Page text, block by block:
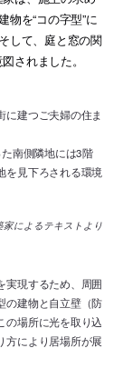
物を“コの字型”に
して、庭と窓の関
されました。
に建つご夫婦の住ま
南側隣地には3階
を見下ろされる環境
家によるテキストより
実現するため、周囲
の建物と自立壁（防
の場所に光を取り込
方により居場所が展